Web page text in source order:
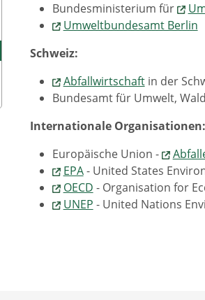
Bundesministerium für
Umweltbundesamt Berlin
Schweiz:
Abfallwirtschaftin der
Bundesamt für Umwelt,
Internationale Organisationen:
Europäische Union -
EPA- United States
OECD - Organisation for
UNEP - United Nations